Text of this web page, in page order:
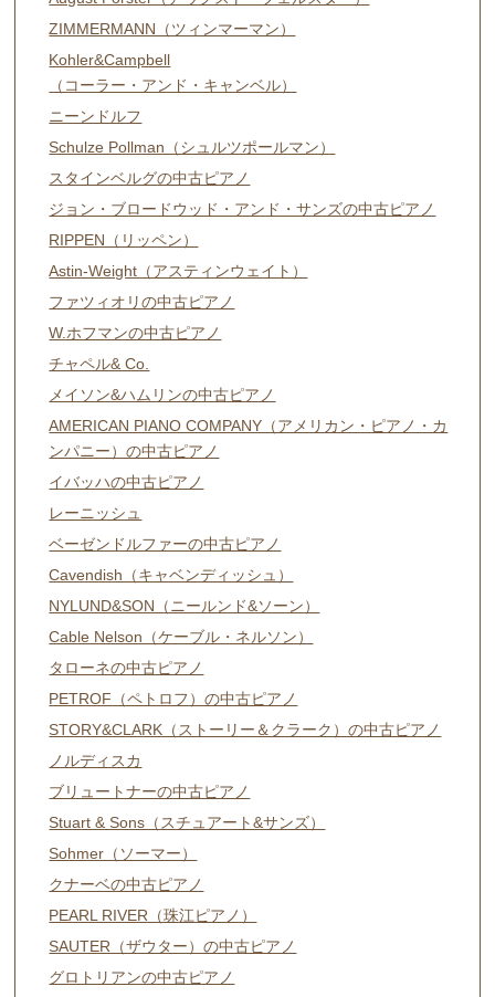
ZIMMERMANN（ツィンマーマン）
Kohler&Campbell
（コーラー・アンド・キャンベル）
ニーンドルフ
Schulze Pollman（シュルツポールマン）
スタインベルグの中古ピアノ
ジョン・ブロードウッド・アンド・サンズの中古ピアノ
RIPPEN（リッペン）
Astin-Weight（アスティンウェイト）
ファツィオリの中古ピアノ
W.ホフマンの中古ピアノ
チャペル& Co.
メイソン&ハムリンの中古ピアノ
AMERICAN PIANO COMPANY（アメリカン・ピアノ・カ
ンパニー）の中古ピアノ
イバッハの中古ピアノ
レーニッシュ
ベーゼンドルファーの中古ピアノ
Cavendish（キャベンディッシュ）
NYLUND&SON（ニールンド&ソーン）
Cable Nelson（ケーブル・ネルソン）
タローネの中古ピアノ
PETROF（ペトロフ）の中古ピアノ
STORY&CLARK（ストーリー＆クラーク）の中古ピアノ
ノルディスカ
ブリュートナーの中古ピアノ
Stuart & Sons（スチュアート&サンズ）
Sohmer（ソーマー）
クナーベの中古ピアノ
PEARL RIVER（珠江ピアノ）
SAUTER（ザウター）の中古ピアノ
グロトリアンの中古ピアノ